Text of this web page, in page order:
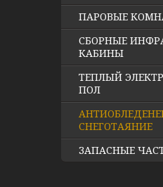
ПАРОВЫЕ
СБОРНЫЕ
КАБИНЫ
ТЕПЛЫЙ
ПОЛ
СНЕГОТАЯНИЕ
ЗАПАСНЫЕ